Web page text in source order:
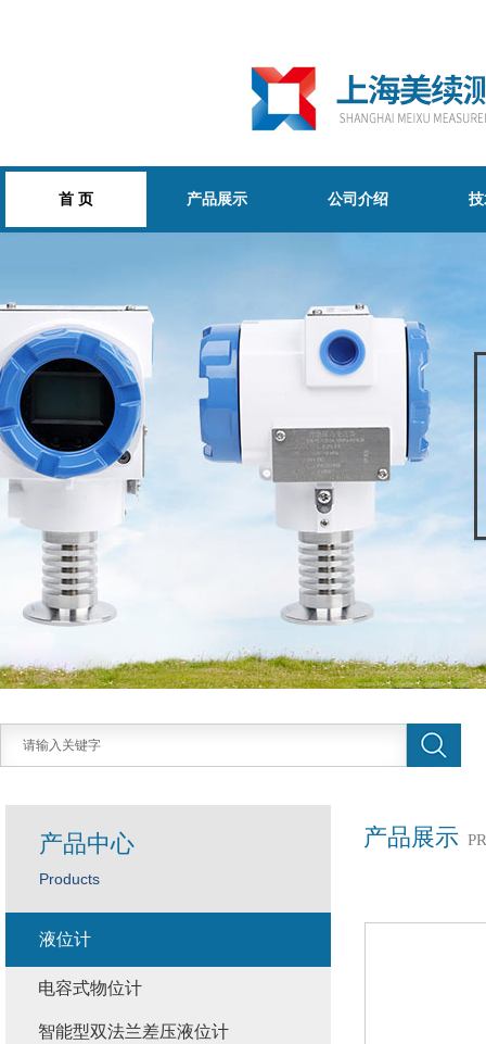
首 页 产品展示 公司介绍
产品展示
产品中心
Products
液位计
电容式物位计
智能型双法兰差压液位计